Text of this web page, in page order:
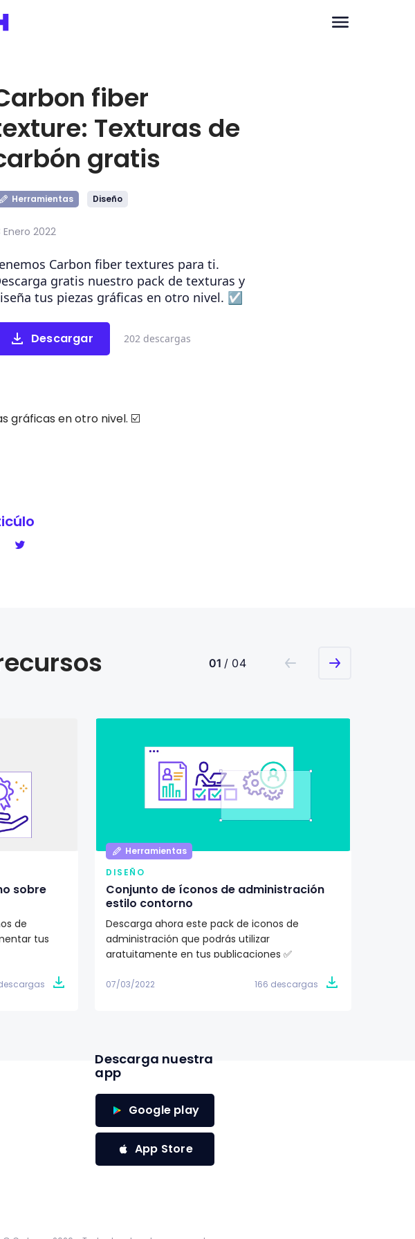
fiber
Texturas de
gratis
Herramientas Diseño
Enero 2022
Carbon fiber textures para ti.
gratis nuestro pack de texturas y
tus piezas gráficas en otro nivel. ☑️
Descargar 202 descargas
gráficas en otro nivel. ☑️
01 / 04
sobre
de
tus
Herramientas
DISEÑO
Conjunto de íconos de administración
estilo contorno
Descarga ahora este pack de iconos de
administración que podrás utilizar
gratuitamente en tus publicaciones ✅
07/03/2022 166 descargas
Descarga nuestra
app
Google play
App Store